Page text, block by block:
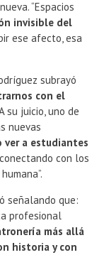
“Espacios
invisible del
ese afecto, esa
subrayó
con el
su juicio, uno de
nuevas
ver a estudiantes
con los
señalando que:
profesional
más allá
historia y con